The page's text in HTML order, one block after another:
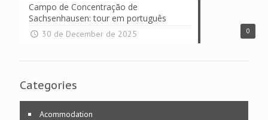
0
Campo de Concentração de
Sachsenhausen: tour em português
30 de December de 2025
Categories
Acommodation